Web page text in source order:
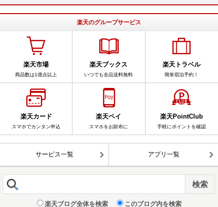
楽天のグループサービス
楽天市場
商品数は1億点以上
楽天ブックス
いつでも全品送料無料
楽天トラベル
簡単宿泊予約！
楽天カード
スマホでカンタン申込
楽天ペイ
スマホをお財布に
楽天PointClub
手軽にポイントを確認
サービス一覧 アプリ一覧
楽天ブログ全体を検索 このブログ内を検索